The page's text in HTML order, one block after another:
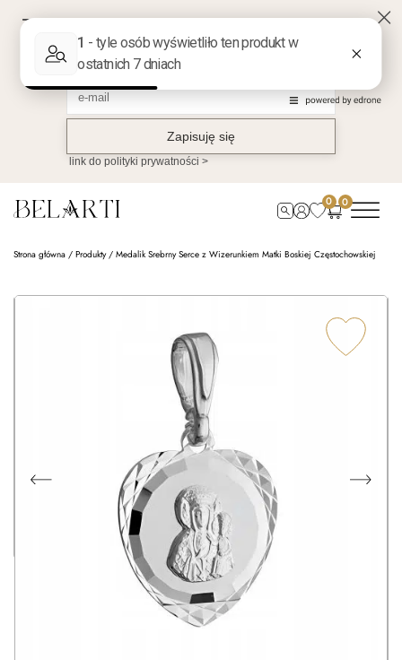
0 0
Strona główna / Produkty/ Medalik Srebrny Serce z Wizerunkiem Matki Boskiej Częstochowskiej